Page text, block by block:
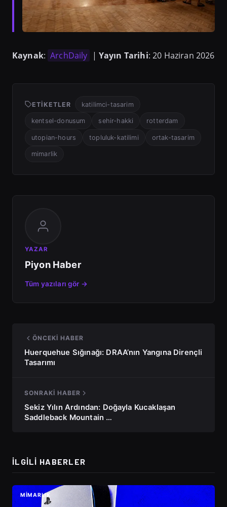
Kaynak: ArchDaily | Yayın Tarihi: 20 Haziran 2026
ETIKETLER katilimci-tasarim
kentsel-donusum sehir-hakki rotterdam
utopian-hours topluluk-katilimi ortak-tasarim
mimarlik
YAZAR
Piyon Haber
Tüm yazıları gör →
ÖNCEKI HABER
Huerquehue Sığınağı: DRAA’nın Yangına Dirençli
Tasarımı
SONRAKI HABER
Sekiz Yılın Ardından: Doğayla Kucaklaşan
Saddleback Mountain …
İLGILI HABERLER
MIMARLIK